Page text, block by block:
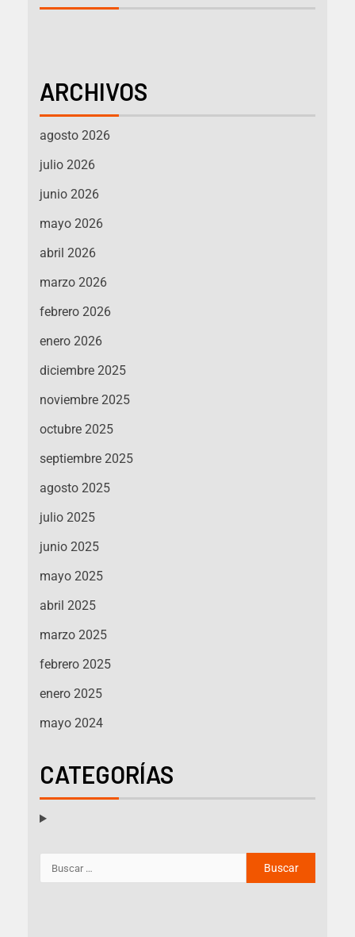
ARCHIVOS
agosto 2026
julio 2026
junio 2026
mayo 2026
abril 2026
marzo 2026
febrero 2026
enero 2026
diciembre 2025
noviembre 2025
octubre 2025
septiembre 2025
agosto 2025
julio 2025
junio 2025
mayo 2025
abril 2025
marzo 2025
febrero 2025
enero 2025
mayo 2024
CATEGORÍAS